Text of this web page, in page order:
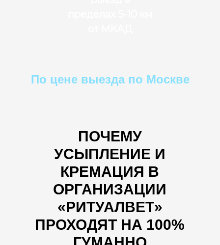
По цене выезда по Москве
ПОЧЕМУ
УСЫПЛЕНИЕ И
КРЕМАЦИЯ В
ОРГАНИЗАЦИИ
«РИТУАЛВЕТ»
ПРОХОДЯТ НА 100%